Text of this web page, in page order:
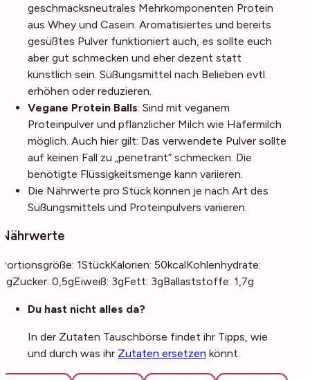
geschmacksneutrales Mehrkomponenten Protein
aus Whey und Casein. Aromatisiertes und bereits
gesüßtes Pulver funktioniert auch, es sollte euch
aber gut schmecken und eher dezent statt
künstlich sein. Süßungsmittel nach Belieben evtl.
erhöhen oder reduzieren.
Vegane Protein Balls: Sind mit veganem
Proteinpulver und pflanzlicher Milch wie Hafermilch
möglich. Auch hier gilt: Das verwendete Pulver sollte
auf keinen Fall zu „penetrant“ schmecken. Die
benötigte Flüssigkeitsmenge kann variieren.
Die Nährwerte pro Stück können je nach Art des
Süßungsmittels und Proteinpulvers variieren.
Nährwerte
Portionsgröße: 1StückKalorien: 50kcalKohlenhydrate:
gZucker: 0,5gEiweiß: 3gFett: 3gBallaststoffe: 1,7g
Du hast nicht alles da?
In der Zutaten Tauschbörse findet ihr Tipps, wie
und durch was ihr Zutaten ersetzen könnt.